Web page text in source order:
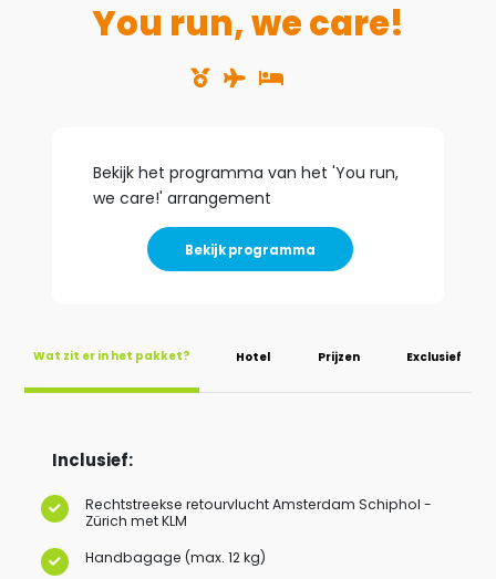
You run, we care!
Bekijk het programma van het 'You run,
we care!' arrangement
Bekijk programma
Wat zit er in het pakket? Hotel Prijzen Exclusief
Inclusief:
Rechtstreekse retourvlucht Amsterdam Schiphol -
Zürich met KLM
Handbagage (max. 12 kg)